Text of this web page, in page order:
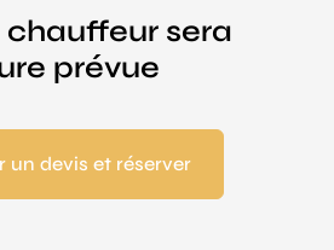
chauffeur sera
prévue
un devis et réserver